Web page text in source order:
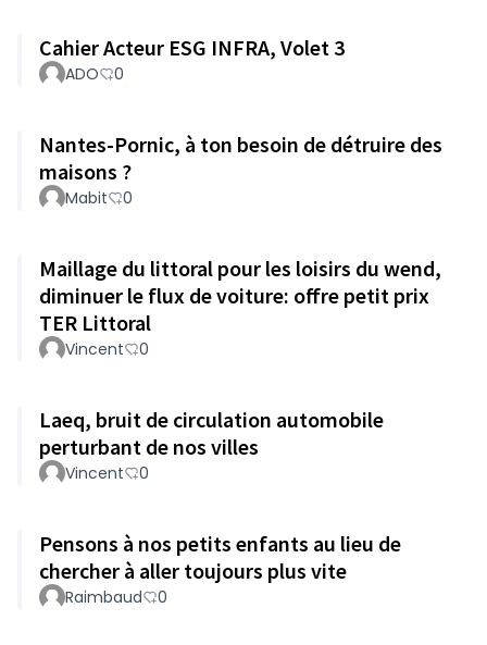
Cahier Acteur ESG INFRA, Volet 3
ADO 0
Nantes-Pornic, à ton besoin de détruire des
maisons ?
Mabit 0
Maillage du littoral pour les loisirs du wend,
diminuer le flux de voiture: offre petit prix
TER Littoral
Vincent 0
Laeq, bruit de circulation automobile
perturbant de nos villes
Vincent 0
Pensons à nos petits enfants au lieu de
chercher à aller toujours plus vite
Raimbaud 0